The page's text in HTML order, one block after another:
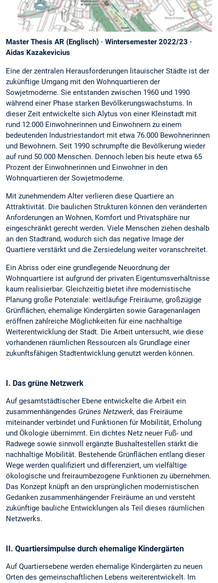
Master Thesis AR (Englisch) · Wintersemester 2022/23 ·
Aidas Kazakevicius
Eine der zentralen Herausforderungen litauischer Städte ist der
zukünftige Umgang mit den Wohnquartieren der
Sowjetmoderne. Sie entstanden zwischen 1960 und 1990
während einer Phase starken Bevölkerungswachstums. In
dieser Zeit entwickelte sich Alytus von einer Kleinstadt mit
rund 12.000 Einwohnerinnen und Einwohnern zu einem
bedeutenden Industriestandort mit etwa 76.000 Bewohnerinnen
und Bewohnern. Seit 1990 schrumpfte die Bevölkerung wieder
auf rund 50.000 Menschen. Dennoch leben bis heute etwa 65
Prozent der Einwohnerinnen und Einwohner in den
Wohnquartieren der Sowjetmoderne.
Mit zunehmendem Alter verlieren diese Quartiere an
Attraktivität. Die baulichen Strukturen können den veränderten
Anforderungen an Wohnen, Komfort und Privatsphäre nur
eingeschränkt gerecht werden. Viele Menschen ziehen deshalb
an den Stadtrand, wodurch sich das negative Image der
Quartiere verstärkt und die Zersiedelung weiter voranschreitet.
Ein Abriss oder eine grundlegende Neuordnung der
Wohnquartiere ist aufgrund der privaten Eigentumsverhältnisse
kaum realisierbar. Gleichzeitig bietet ihre modernistische
Planung große Potenziale: weitläufige Freiräume, großzügige
Grünflächen, ehemalige Kindergärten sowie Garagenanlagen
eröffnen zahlreiche Möglichkeiten für eine nachhaltige
Weiterentwicklung der Stadt. Die Arbeit untersucht, wie diese
vorhandenen räumlichen Ressourcen als Grundlage einer
zukunftsfähigen Stadtentwicklung genutzt werden können.
I. Das grüne Netzwerk
Auf gesamtstädtischer Ebene entwickelte die Arbeit ein
zusammenhängendes Grünes Netzwerk, das Freiräume
miteinander verbindet und Funktionen für Mobilität, Erholung
und Ökologie übernimmt. Ein dichtes Netz neuer Fuß- und
Radwege sowie sinnvoll ergänzte Bushaltestellen stärkt die
nachhaltige Mobilität. Bestehende Grünflächen entlang dieser
Wege werden qualifiziert und differenziert, um vielfältige
ökologische und freiraumbezogene Funktionen zu übernehmen.
Das Konzept knüpft an den ursprünglichen modernistischen
Gedanken zusammenhängender Freiräume an und versteht
zukünftige bauliche Entwicklungen als Teil dieses räumlichen
Netzwerks.
II. Quartiersimpulse durch ehemalige Kindergärten
Auf Quartiersebene werden ehemalige Kindergärten zu neuen
Orten des gemeinschaftlichen Lebens weiterentwickelt. Im